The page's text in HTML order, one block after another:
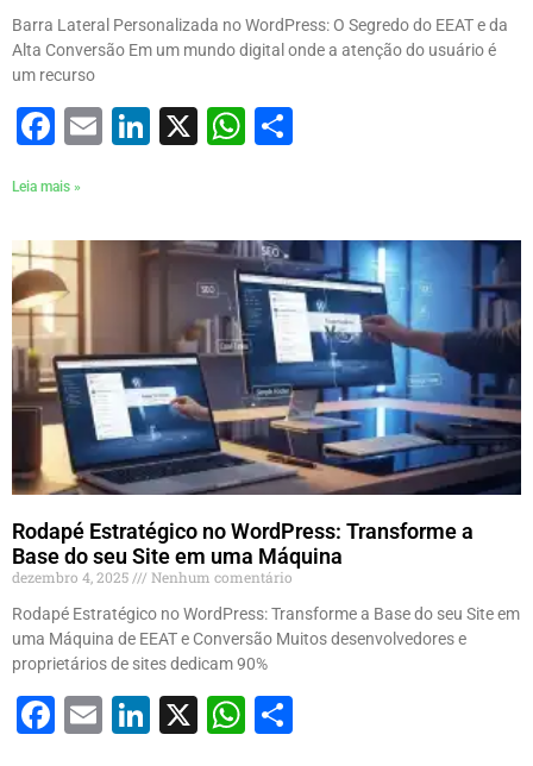
Barra Lateral Personalizada no WordPress: O Segredo do EEAT e da
Alta Conversão Em um mundo digital onde a atenção do usuário é
um recurso
Facebook
EmailLinkedIn
X WhatsApp
Leia mais »
Rodapé Estratégico no WordPress: Transforme a
Base do seu Site em uma Máquina
dezembro 4, 2025
Nenhum comentário
Rodapé Estratégico no WordPress: Transforme a Base do seu Site em
uma Máquina de EEAT e Conversão Muitos desenvolvedores e
proprietários de sites dedicam 90%
Facebook
EmailLinkedIn
X WhatsApp